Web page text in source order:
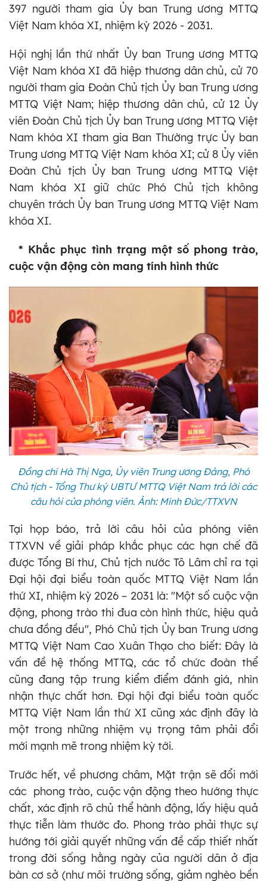
397 người tham gia Ủy ban Trung ương MTTQ
Việt Nam khóa XI, nhiệm kỳ 2026 - 2031.
Hội nghị lần thứ nhất Ủy ban Trung ương MTTQ
Việt Nam khóa XI đã hiệp thương dân chủ, cử 70
người tham gia Đoàn Chủ tịch Ủy ban Trung ương
MTTQ Việt Nam; hiệp thương dân chủ, cử 12 Ủy
viên Đoàn Chủ tịch Ủy ban Trung ương MTTQ Việt
Nam khóa XI tham gia Ban Thường trực Ủy ban
Trung ương MTTQ Việt Nam khóa XI; cử 8 Ủy viên
Đoàn Chủ tịch Ủy ban Trung ương MTTQ Việt
Nam khóa XI giữ chức Phó Chủ tịch không
chuyên trách Ủy ban Trung ương MTTQ Việt Nam
khóa XI.
* Khắc phục tình trạng một số phong trào,
cuộc vận động còn mang tính hình thức
Đồng chí Hà Thị Nga, Ủy viên Trung ương Đảng, Phó
Chủ tịch - Tổng Thư ký UBTƯ MTTQ Việt Nam trả lời các
câu hỏi của phóng viên. Ảnh: Minh Đức/TTXVN
Tại họp báo, trả lời câu hỏi của phóng viên
TTXVN về giải pháp khắc phục các hạn chế đã
được Tổng Bí thư, Chủ tịch nước Tô Lâm chỉ ra tại
Đại hội đại biểu toàn quốc MTTQ Việt Nam lần
thứ XI, nhiệm kỳ 2026 – 2031 là: "Một số cuộc vận
động, phong trào thi đua còn hình thức, hiệu quả
chưa đồng đều", Phó Chủ tịch Ủy ban Trung ương
MTTQ Việt Nam Cao Xuân Thạo cho biết: Đây là
vấn đề hệ thống MTTQ, các tổ chức đoàn thể
cũng đang tập trung kiểm điểm đánh giá, nhìn
nhận thực chất hơn. Đại hội đại biểu toàn quốc
MTTQ Việt Nam lần thứ XI cũng xác định đây là
một trong những nhiệm vụ trọng tâm phải đổi
mới mạnh mẽ trong nhiệm kỳ tới.
Trước hết, về phương châm, Mặt trận sẽ đổi mới
các phong trào, cuộc vận động theo hướng thực
chất, xác định rõ chủ thể hành động, lấy hiệu quả
thực tiễn làm thước đo. Phong trào phải thực sự
hướng tới giải quyết những vấn đề cấp thiết nhất
trong đời sống hằng ngày của người dân ở địa
bàn cơ sở (như môi trường sống, giảm nghèo bền